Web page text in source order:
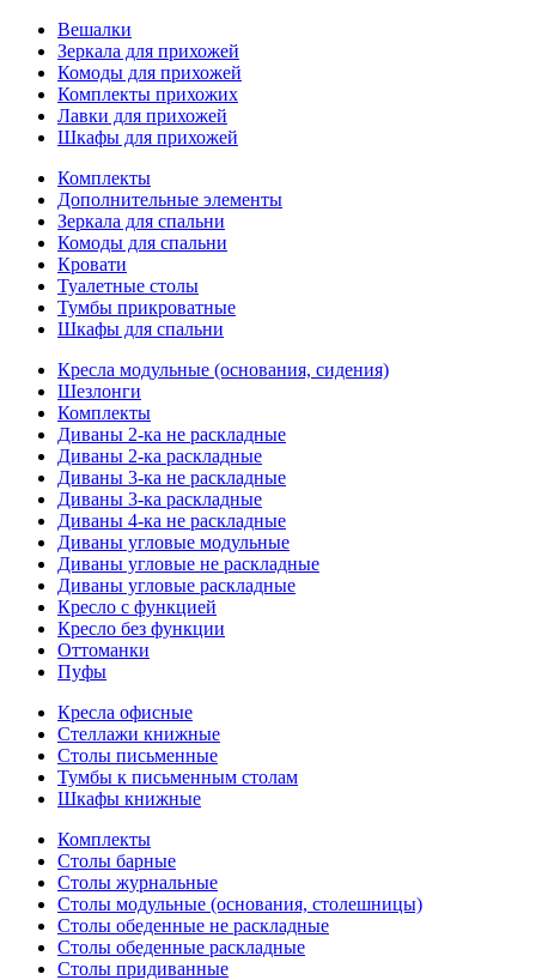
Вешалки
Зеркала для прихожей
Комоды для прихожей
Комплекты прихожих
Лавки для прихожей
Шкафы для прихожей
Комплекты
Дополнительные элементы
Зеркала для спальни
Комоды для спальни
Кровати
Туалетные столы
Тумбы прикроватные
Шкафы для спальни
Кресла модульные (основания, сидения)
Шезлонги
Комплекты
Диваны 2-ка не раскладные
Диваны 2-ка раскладные
Диваны 3-ка не раскладные
Диваны 3-ка раскладные
Диваны 4-ка не раскладные
Диваны угловые модульные
Диваны угловые не раскладные
Диваны угловые раскладные
Кресло с функцией
Кресло без функции
Оттоманки
Пуфы
Кресла офисные
Стеллажи книжные
Столы письменные
Тумбы к письменным столам
Шкафы книжные
Комплекты
Столы барные
Столы журнальные
Столы модульные (основания, столешницы)
Столы обеденные не раскладные
Столы обеденные раскладные
Столы придиванные